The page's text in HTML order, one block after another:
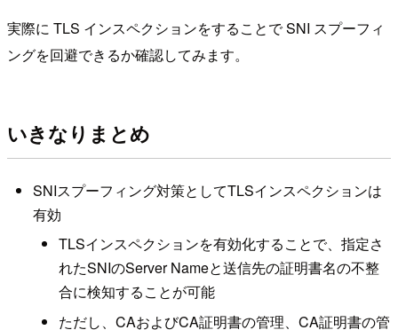
実際に TLS インスペクションをすることで SNI スプーフィ
ングを回避できるか確認してみます。
いきなりまとめ
SNIスプーフィング対策としてTLSインスペクションは
有効
TLSインスペクションを有効化することで、指定さ
れたSNIのServer Nameと送信先の証明書名の不整
合に検知することが可能
ただし、CAおよびCA証明書の管理、CA証明書の管